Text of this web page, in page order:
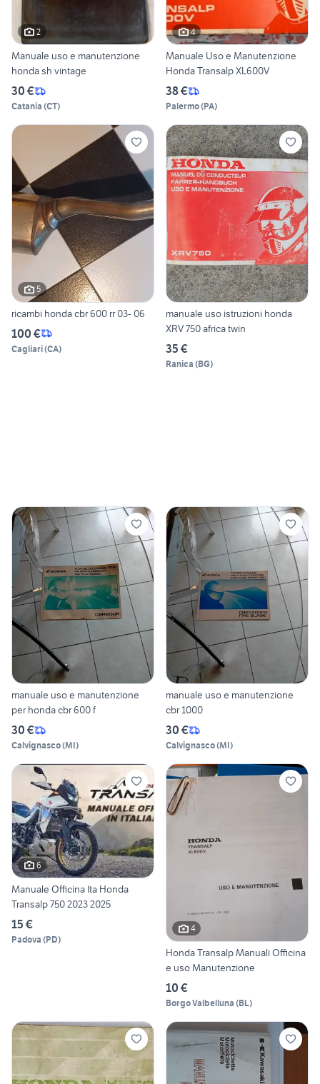
2
Manuale uso e manutenzione
honda sh vintage
30 €
Catania (CT)
4
Manuale Uso e Manutenzione
Honda Transalp XL600V
38 €
Palermo(PA)
5
ricambi honda cbr 600 rr 03- 06
100 €
Cagliari(CA)
manuale uso istruzioni honda
XRV 750 africa twin
35 €
Ranica (BG)
manuale uso e manutenzione
per honda cbr 600 f
30 €
Calvignasco(MI)
manuale uso e manutenzione
cbr 1000
30 €
Calvignasco(MI)
6
Manuale Officina Ita Honda
Transalp 750 2023 2025
15 €
Padova (PD)
4
Honda Transalp Manuali Officina
e uso Manutenzione
10 €
Borgo Valbelluna (BL)